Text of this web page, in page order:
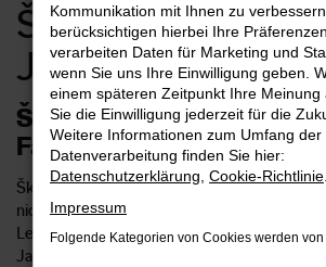
Škoda Kamiq
Jahreswagen für
Škoda Kamiq
Fahrzeug für Berlin
Škoda Kamiq Jahreswagen sind keine
nicht so richtig Gebrauchtwagen. Formell
Letzeres ins Schwarze, doch wurden die
Jahreswagen lediglich für maximal ein Jahr
Kommunikation mit Ihnen zu
berücksichtigen hierbei Ihre
verarbeiten Daten für Marketing und
wenn Sie uns Ihre Einwilligung geben.
einem späteren Zeitpunkt Ihre Meinung
Sie die Einwilligung jederzeit für die
Weitere Informationen zum Umfang der
Datenverarbeitung finden Sie hier:
Datenschutzerklärung Cookie-Richtlinie
Impressum
Folgende Kategorien von Cookies werden